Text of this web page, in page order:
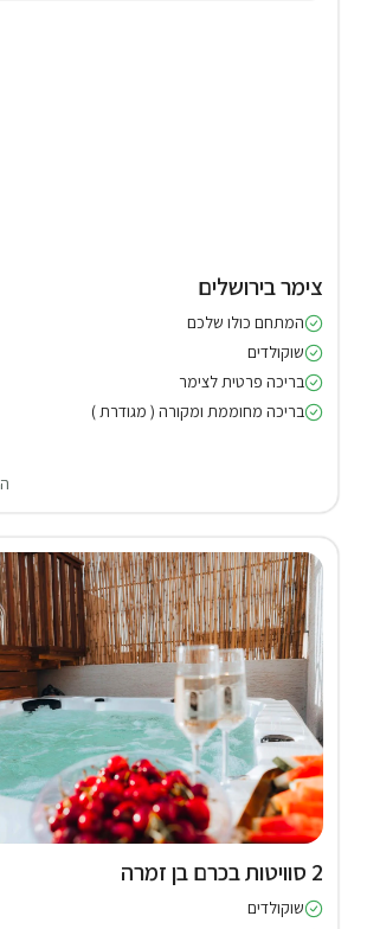
צימר בירושלים
המתחם כולו שלכם
שוקולדים
בריכה פרטית לצימר
בריכה מחוממת ומקורה ( מגודרת )
2 סוויטות בכרם בן זמרה
שוקולדים